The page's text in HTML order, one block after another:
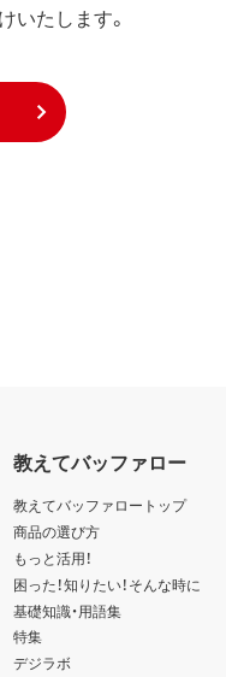
いたします。
教えてバッファロー
教えてバッファロートップ
商品の選び方
もっと活用！
困った！知りたい！そんな時に
基礎知識・用語集
特集
デジラボ